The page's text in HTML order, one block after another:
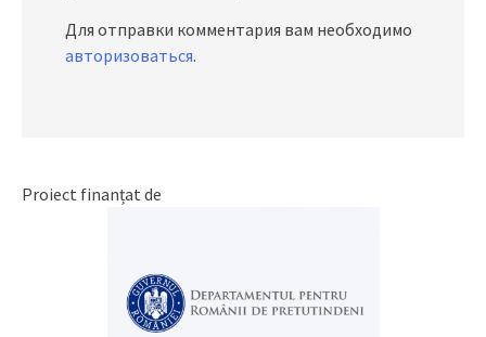
Для отправки комментария вам необходимо
авторизоваться.
Proiect finanțat de